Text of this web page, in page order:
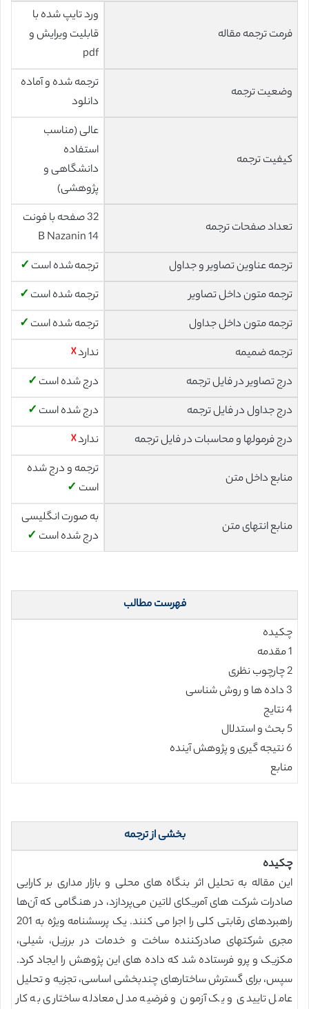
فرمت ترجمه مقاله
ورد تایپ شده با
قابلیت ویرایش و
pdf
وضعیت ترجمه
ترجمه شده و آماده
دانلود
کیفیت ترجمه
عالی (مناسب
استفاده
دانشگاهی و
پژوهشی)
تعداد صفحات ترجمه
32 صفحه با فونت
14 B Nazanin
ترجمه عناوین تصاویر و جداول
ترجمه شده است ✓
ترجمه متون داخل تصاویر
ترجمه شده است ✓
ترجمه متون داخل جداول
ترجمه شده است ✓
ترجمه ضمیمه
ندارد☓
درج تصاویر در فایل ترجمه
درج شده است ✓
درج جداول در فایل ترجمه
درج شده است ✓
درج فرمولها و محاسبات در فایل ترجمه
ندارد☓
منابع داخل متن
ترجمه و درج شده
است ✓
منابع انتهای متن
به صورت انگلیسی
درج شده است ✓
فهرست مطالب
چکیده
1 مقدمه
2 چارچوب نظری
3 داده ها و روش شناسی
4 نتایج
5 بحث و استدلال
6 نتیجه گیری و پژوهش آینده
منابع
بخشی از ترجمه
چکیده
این مقاله به تحلیل اثر بنگاه های محلی و بازار مداری بر کارایی
صادرات شرکت های آمریکای لاتین می‌پردازد، در هنگامی که آن‌ها
راهبردهای رقابتی کلی را اجرا می کنند. یک پرسشنامه ویژه به 201
مجری شرکتهای صادرکننده ساخت و خدمات در برزیل، شیلی،
مکزیک و پرو فرستاده شد که داده های این پژوهش را ایجاد کرد.
سپس، برای گسترش ساختارهای چندبخشی اساسی، تجزیه و تحلیل
عامل تاییدی و یک آزمون و فرضیه مدل معادله ساختاری به کار